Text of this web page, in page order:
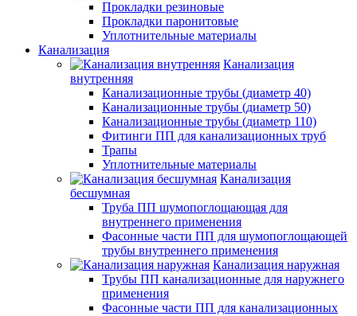
Прокладки резиновые
Прокладки паронитовые
Уплотнительные материалы
Канализация
Канализация
внутренняя
Канализационные трубы (диаметр 40)
Канализационные трубы (диаметр 50)
Канализационные трубы (диаметр 110)
Фитинги ПП для канализационных труб
Трапы
Уплотнительные материалы
Канализация
бесшумная
Труба ПП шумопоглощающая для
внутреннего применения
Фасонные части ПП для шумопоглощающей
трубы внутреннего применения
Канализация наружная
Трубы ПП канализационные для наружнего
применения
Фасонные части ПП для канализационных